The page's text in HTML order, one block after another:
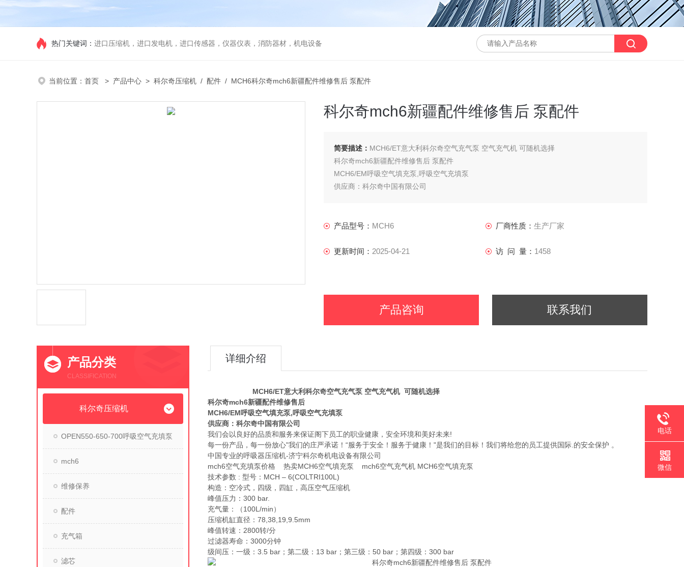
热门关键词： 进口压缩机，进口发电机，进口传感器，仪器仪表，消防器材，机电设备
当前位置： 首页 > 产品中心 > 科尔奇压缩机 / 配件 / MCH6科尔奇mch6新疆配件维修售后 泵配件
科尔奇mch6新疆配件维修售后 泵配件
简要描述： MCH6/ET意大利科尔奇空气充气泵 空气充气机 可随机选择
科尔奇mch6新疆配件维修售后 泵配件
MCH6/EM呼吸空气填充泵,呼吸空气充填泵
供应商：科尔奇中国有限公司
产品型号： MCH6 厂商性质： 生产厂家
更新时间： 2025-04-21 访 问 量： 1458
产品咨询 联系我们
产品分类
CLASSIFICATION
科尔奇压缩机
OPEN550-650-700呼吸空气充填泵
mch6
维修保养
配件
充气箱
滤芯
详细介绍
MCH6/ET意大利科尔奇空气充气泵 空气充气机 可随机选择
科尔奇mch6新疆配件维修售后
MCH6/EM呼吸空气填充泵,呼吸空气充填泵
供应商：科尔奇中国有限公司
我们会以良好的品质和服务来保证阁下员工的职业健康，安全环境和美好未来!
每一份产品，每一份放心"我们的庄严承诺！“服务于安全！服务于健康！"是我们的目标！我们将给您的员工提供国际.的安全保护 。
中国专业的呼吸器压缩机-济宁科尔奇机电设备有限公司
mch6空气充填泵价格 热卖MCH6空气填充泵 mch6空气充气机 MCH6空气填充泵
技术参数 : 型号：MCH – 6(COLTRI100L)
构造：空冷式，四级，四缸，高压空气压缩机
峰值压力：300 bar.
充气量：（100L/min）
压缩机缸直径：78,38,19,9.5mm
峰值转速：2800转/分
过滤器寿命：3000分钟
级间压：一级：3.5 bar；第二级：13 bar；第三级：50 bar；第四级：300 bar
电话
微信